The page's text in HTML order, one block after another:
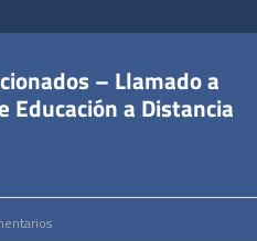
– Llamado a
Educación a Distancia